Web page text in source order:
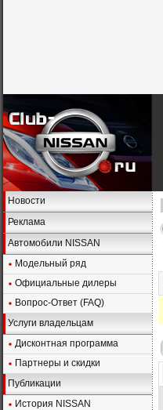
Новости
Реклама
Автомобили NISSAN
Модельный ряд
Официальные дилеры
Вопрос-Ответ (FAQ)
Услуги владельцам
Дисконтная программа
Партнеры и скидки
Публикации
История NISSAN